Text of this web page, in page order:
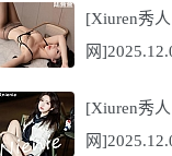
[Xiuren秀人
网
[81P/
[Xiuren秀人
网